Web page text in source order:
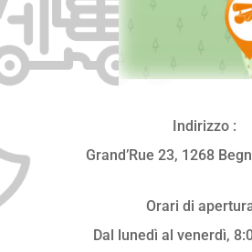
Indirizzo :
Grand’Rue 23, 1268
Orari di
Dal lunedì al venerdì,